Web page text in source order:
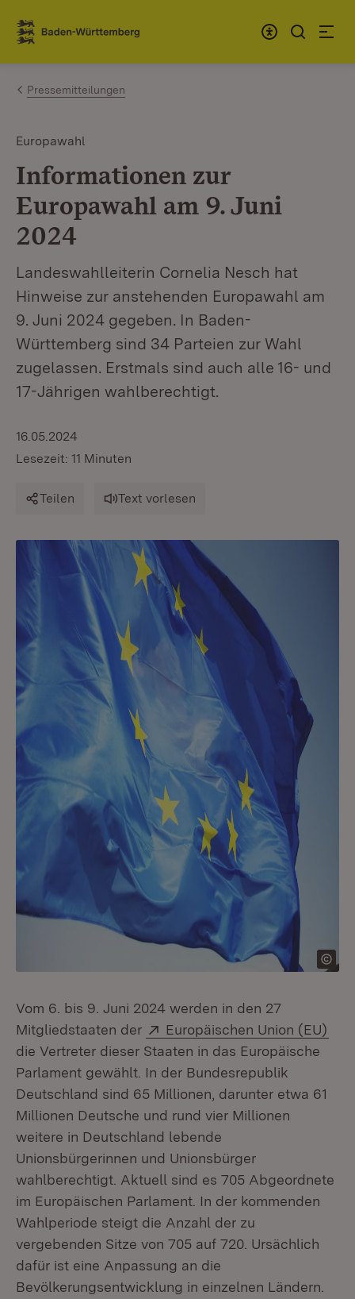
Zum Inhalt springen
Link zur Startseite
Pressemitteilungen
Europawahl
Informationen zur
Europawahl am 9. Juni
2024
Landeswahlleiterin Cornelia Nesch hat
Hinweise zur anstehenden Europawahl am
9. Juni 2024 gegeben. In Baden-
Württemberg sind 34 Parteien zur Wahl
zugelassen. Erstmals sind auch alle 16- und
17-Jährigen wahlberechtigt.
16.05.2024
Lesezeit: 11 Minuten
Teilen Text vorlesen
Vom 6. bis 9. Juni 2024 werden in den 27
Mitgliedstaaten der
Extern:
Europäischen Union (EU)
die Vertreter dieser Staaten in das Europäische
Parlament gewählt. In der Bundesrepublik
Deutschland sind 65 Millionen, darunter etwa 61
Millionen Deutsche und rund vier Millionen
weitere in Deutschland lebende
Unionsbürgerinnen und Unionsbürger
wahlberechtigt. Aktuell sind es 705 Abgeordnete
im Europäischen Parlament. In der kommenden
Wahlperiode steigt die Anzahl der zu
vergebenden Sitze von 705 auf 720. Ursächlich
dafür ist eine Anpassung an die
Bevölkerungsentwicklung in einzelnen Ländern.